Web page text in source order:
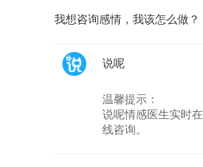
我想咨询感情，我该怎么做？
说呢
温馨提示：
说呢情感医生实时
线咨询。